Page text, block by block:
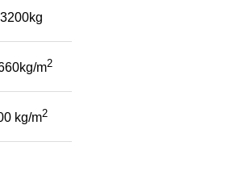
m2
kg/m2